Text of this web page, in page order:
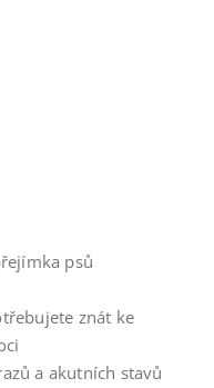
psů
znát ke
a akutních stavů